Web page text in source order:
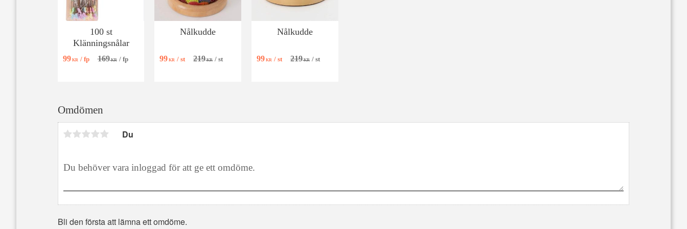
Omdömen
Du
Bli den första att lämna ett omdöme.
100 st
Klänningsnålar
99KR / fp 169KR / fp
Nålkudde
99 KR /st 219KR /st
Nålkudde
99 KR /st 219KR /st